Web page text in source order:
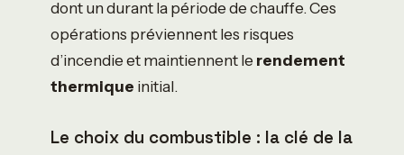
dont un durant la période de chauffe. Ces
opérations préviennent les risques
d’incendie et maintiennent le rendement
thermique initial.
Le choix du combustible : la clé de la